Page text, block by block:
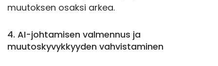
muutoksen osaksi arkea.
4. AI-johtamisen valmennus ja
muutoskyvykkyyden vahvistaminen